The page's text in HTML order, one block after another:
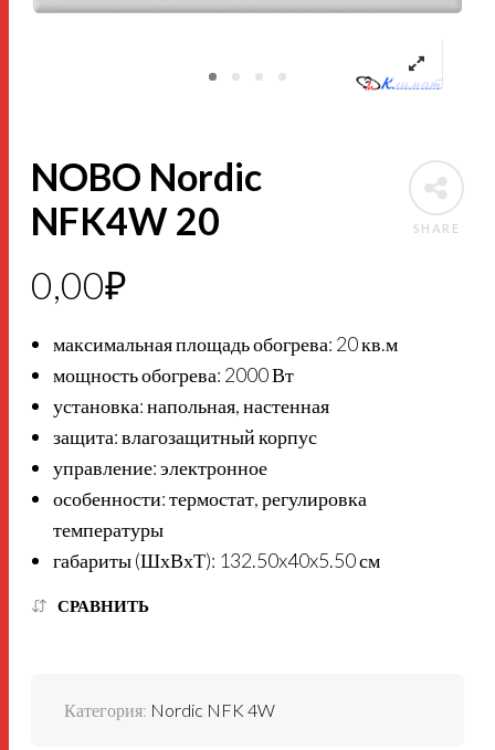
SHARE
NOBO Nordic
NFK4W 20
0,00₽
максимальная площадь обогрева: 20 кв.м
мощность обогрева: 2000 Вт
установка: напольная, настенная
защита: влагозащитный корпус
управление: электронное
особенности: термостат, регулировка
температуры
габариты (ШхВхТ): 132.50x40x5.50 см
СРАВНИТЬ
Категория: Nordic NFK 4W